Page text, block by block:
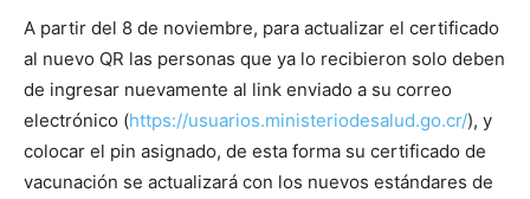
A partir del 8 de noviembre, para actualizar el certificado
al nuevo QR las personas que ya lo recibieron solo deben
de ingresar nuevamente al link enviado a su correo
electrónico (https://usuarios.ministeriodesalud.go.cr/), y
colocar el pin asignado, de esta forma su certificado de
vacunación se actualizará con los nuevos estándares de